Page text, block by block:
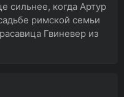
сильнее, когда Артур
римской семьи
Гвиневер из